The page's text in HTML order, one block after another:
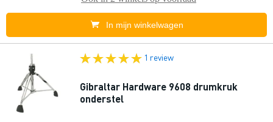
In mijn winkelwagen
1 review
Gibraltar Hardware 9608 drumkruk
onderstel